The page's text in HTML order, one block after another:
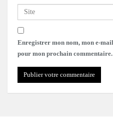
Enregistrer mon nom, mon e-
pour mon prochain commentaire.